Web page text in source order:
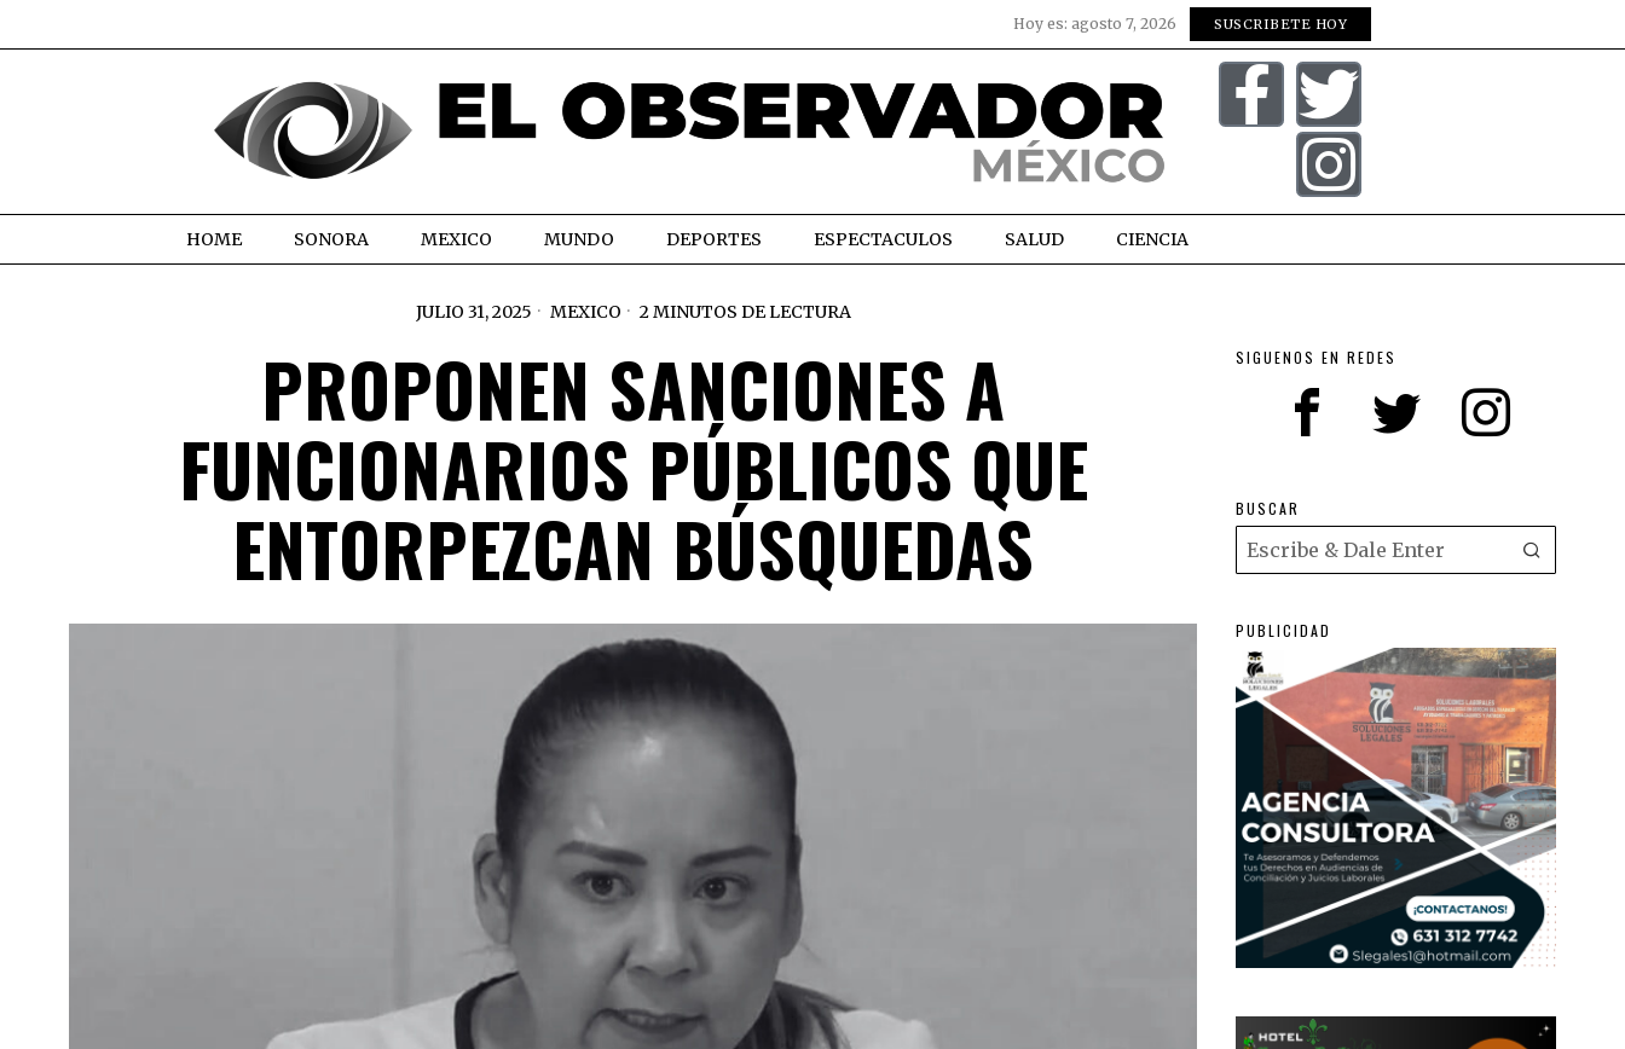
Hoy es: agosto 7, 2026 SUSCRIBETE HOY
HOME SONORA MEXICO MUNDO DEPORTES ESPECTACULOS SALUD CIENCIA
JULIO 31, 2025 MEXICO 2 MINUTOS DE LECTURA
PROPONEN SANCIONES A
FUNCIONARIOS PÚBLICOS QUE
ENTORPEZCAN BÚSQUEDAS
SIGUENOS EN REDES
BUSCAR
PUBLICIDAD